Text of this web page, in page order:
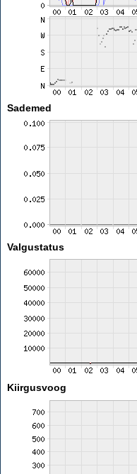
Sademed
Valgustatus
Kiirgusvoog